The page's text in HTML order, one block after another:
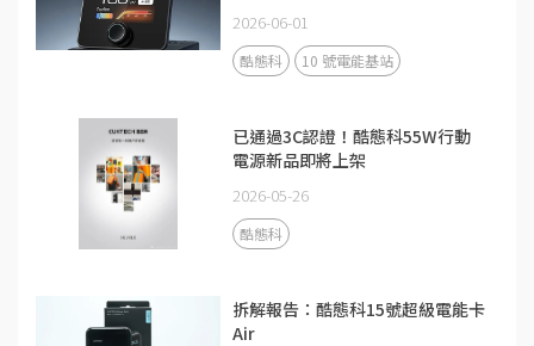
2026-06-01
酷態科 10 號電能基站
已通過3C認證！酷態科55W行動
電源新品即將上架
2026-05-26
酷態科
拆解報告：酷態科15號超級電能卡
Air